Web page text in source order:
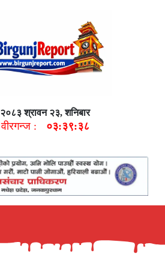
२०८३ श्रावन २३, शनिबार
वीरगन्ज : ०३:३९:३९